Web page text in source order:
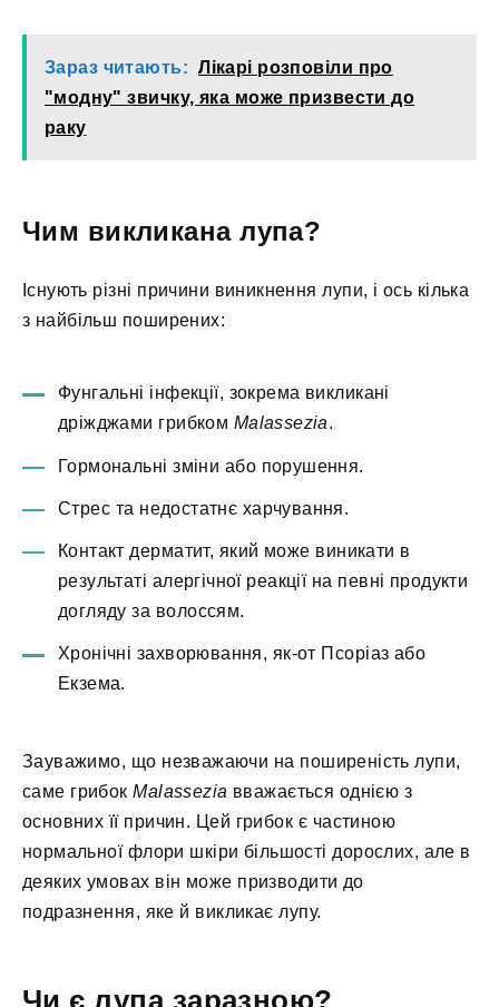
Зараз читають: Лікарі розповіли про
"модну" звичку, яка може призвести до
раку
Чим викликана лупа?
Існують різні причини виникнення лупи, і ось кілька
з найбільш поширених:
Фунгальні інфекції, зокрема викликані
дріжджами грибком Malassezia.
Гормональні зміни або порушення.
Стрес та недостатнє харчування.
Контакт дерматит, який може виникати в
результаті алергічної реакції на певні продукти
догляду за волоссям.
Хронічні захворювання, як-от Псоріаз або
Екзема.
Зауважимо, що незважаючи на поширеність лупи,
саме грибокMalassezia вважається однією з
основних її причин. Цей грибок є частиною
нормальної флори шкіри більшості дорослих, але в
деяких умовах він може призводити до
подразнення, яке й викликає лупу.
Чи є лупа заразною?